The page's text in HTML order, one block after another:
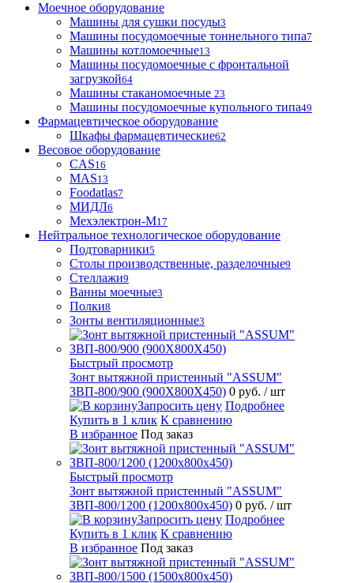
Моечное оборудование
Машины для сушки посуды3
Машины посудомоечные тоннельного типа7
Машины котломоечные13
Машины посудомоечные с фронтальной
загрузкой64
Машины стаканомоечные 23
Машины посудомоечные купольного типа49
Фармацевтическое оборудование
Шкафы фармацевтические62
Весовое оборудование
CAS16
MAS13
Foodatlas7
МИДЛ6
Мехэлектрон-М17
Нейтральное технологическое оборудование
Подтоварники5
Столы производственные, разделочные9
Стеллажи9
Ванны моечные3
Полки8
Зонты вентиляционные3
Быстрый просмотр
Зонт вытяжной пристенный "ASSUM"
ЗВП-800/900 (900Х800Х450) 0 руб. / шт
Запросить цену Подробнее
Купить в 1 клик К сравнению
В избранное Под заказ
Быстрый просмотр
Зонт вытяжной пристенный "ASSUM"
ЗВП-800/1200 (1200х800х450) 0 руб. / шт
Запросить цену Подробнее
Купить в 1 клик К сравнению
В избранное Под заказ